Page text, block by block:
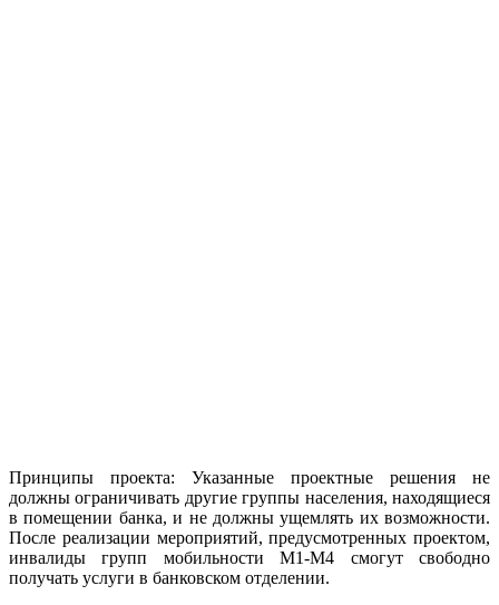
Принципы проекта: Указанные проектные решения не
должны ограничивать другие группы населения, находящиеся
в помещении банка, и не должны ущемлять их возможности.
После реализации мероприятий, предусмотренных проектом,
инвалиды групп мобильности М1-М4 смогут свободно
получать услуги в банковском отделении.